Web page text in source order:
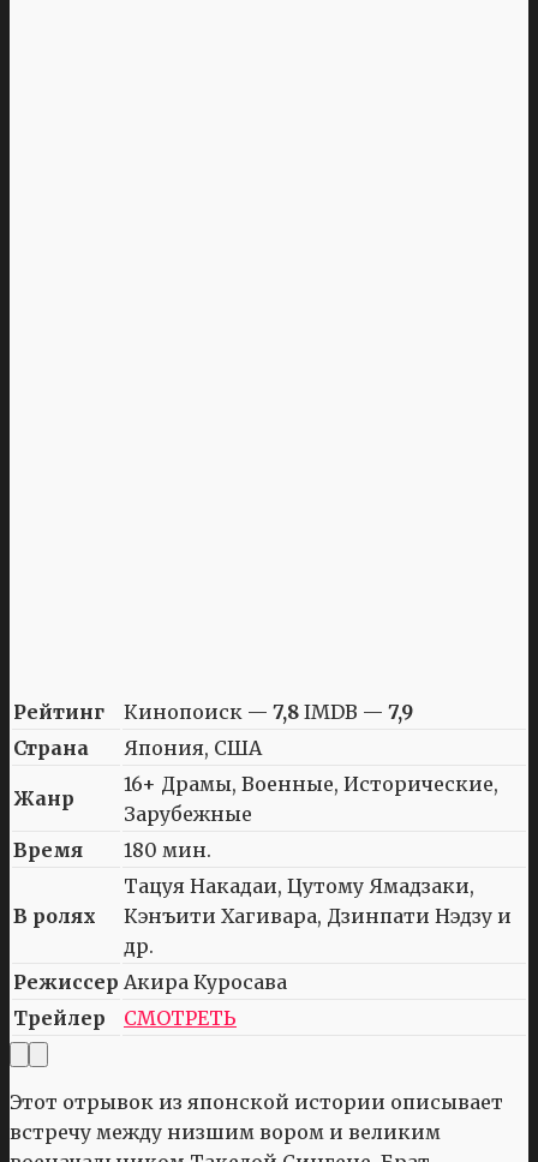
Рейтинг Кинопоиск — 7,8 IMDB — 7,9
Страна
Япония, США
Жанр
16+ Драмы, Военные, Исторические,
Зарубежные
Время
180 мин.
В ролях
Тацуя Накадаи, Цутому Ямадзаки,
Кэнъити Хагивара, Дзинпати Нэдзу и
др.
Режиссер Акира Куросава
Трейлер
СМОТРЕТЬ
Этот отрывок из японской истории описывает
встречу между низшим вором и великим